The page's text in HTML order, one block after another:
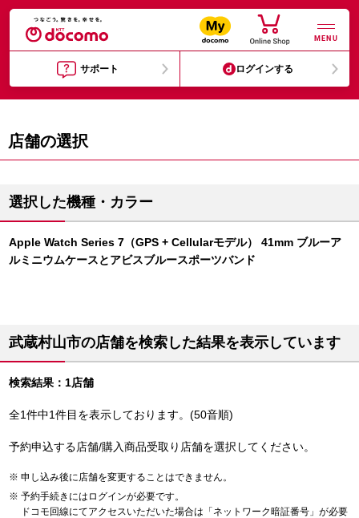
MENU
サポート ログインする
店舗の選択
選択した機種・カラー
Apple Watch Series 7（GPS + Cellularモデル） 41mm ブルーア
ルミニウムケースとアビスブルースポーツバンド
武蔵村山市の店舗を検索した結果を表示しています
検索結果：1店舗
全1件中1件目を表示しております。(50音順)
予約申込する店舗/購入商品受取り店舗を選択してください。
申し込み後に店舗を変更することはできません。
予約手続きにはログインが必要です。
ドコモ回線にてアクセスいただいた場合は「ネットワーク暗証番号」が必要